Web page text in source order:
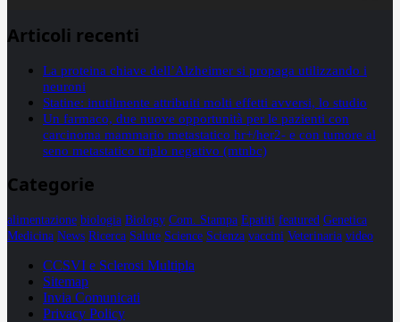
Articoli recenti
La proteina chiave dell’Alzheimer si propaga utilizzando i
neuroni
Statine: inutilmente attribuiti molti effetti avversi, lo studio
Un farmaco, due nuove opportunità per le pazienti con
carcinoma mammario metastatico hr+/her2- e con tumore al
seno metastatico triplo negativo (mtnbc)
Categorie
alimentazione biologia Biology Com. Stampa Epatiti featured Genetica
Medicina News Ricerca Salute Science Scienza vaccini Veterinaria video
CCSVI e Sclerosi Multipla
Sitemap
Invia Comunicati
Privacy Policy